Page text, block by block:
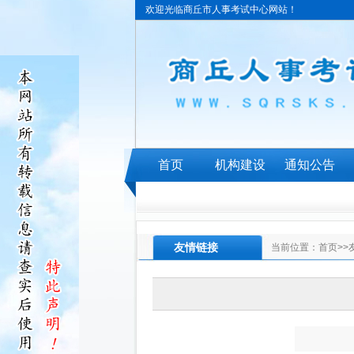
欢迎光临商丘市人事考试中心网站！
首页 机构建设 通知公告
友情链接 当前位置： 首页>>